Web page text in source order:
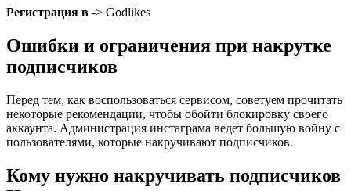
Регистрация в -> Godlikes
Ошибки и ограничения при накрутке
подписчиков
Перед тем, как воспользоваться сервисом, советуем прочитать
некоторые рекомендации, чтобы обойти блокировку своего
аккаунта. Администрация инстаграма ведет большую войну с
пользователями, которые накручивают подписчиков.
Кому нужно накручивать подписчиков